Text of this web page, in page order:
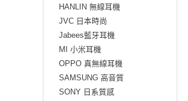
HANLIN 無線耳機
JVC 日本時尚
Jabees藍牙耳機
MI 小米耳機
OPPO 真無線耳機
SAMSUNG 高音質
SONY 日系質感